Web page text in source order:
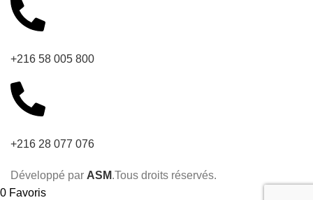
+216 58 005 800
+216 28 077 076
Développé par ASM.Tous droits réservés.
0 Favoris